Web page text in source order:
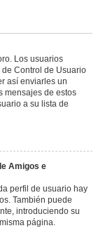
Los usuarios
Control de Usuario
así enviarles un
mensajes de estos
a su lista de
Amigos e
perfil de usuario hay
También puede
introduciendo su
página.